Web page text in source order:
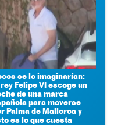
se lo imaginarían:
Felipe VI escoge un
de una marca
para moverse
Palma de Mallorca y
es lo que cuesta